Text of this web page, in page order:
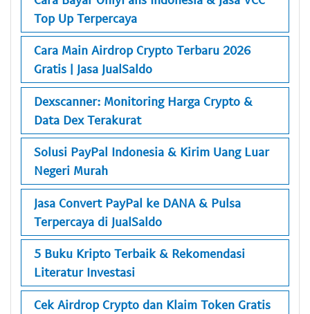
Top Up Terpercaya
Cara Main Airdrop Crypto Terbaru 2026
Gratis | Jasa JualSaldo
Dexscanner: Monitoring Harga Crypto &
Data Dex Terakurat
Solusi PayPal Indonesia & Kirim Uang Luar
Negeri Murah
Jasa Convert PayPal ke DANA & Pulsa
Terpercaya di JualSaldo
5 Buku Kripto Terbaik & Rekomendasi
Literatur Investasi
Cek Airdrop Crypto dan Klaim Token Gratis